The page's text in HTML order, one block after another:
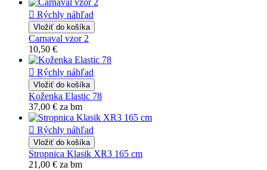
 Rýchly náhľad
Vložiť do košíka
Carnaval vzor 2
10,50 €
 Rýchly náhľad
Vložiť do košíka
Koženka Elastic 78
37,00 € za bm
 Rýchly náhľad
Vložiť do košíka
Stropnica Klasik XR3 165 cm
21,00 € za bm